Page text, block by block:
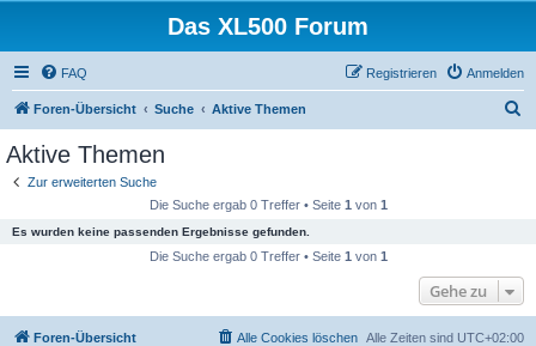
Das XL500 Forum
FAQ Anmelden
Registrieren
Foren-Übersicht Suche Aktive Themen
Aktive Themen
Zur erweiterten Suche
Die Suche ergab 0 Treffer • Seite 1 von 1
Es wurden keine passenden Ergebnisse gefunden.
Die Suche ergab 0 Treffer • Seite 1 von 1
Gehe zu
Foren-Übersicht Alle Zeiten sind UTC+02:00
Alle Cookies löschen